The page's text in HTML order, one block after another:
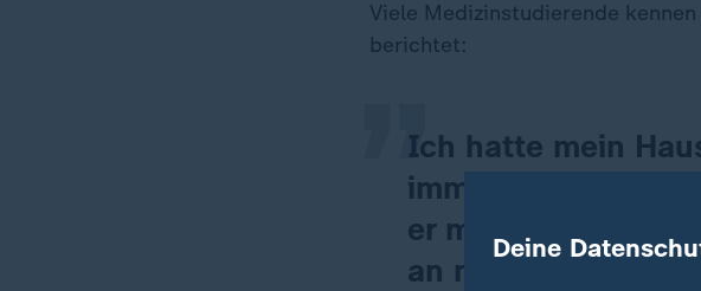
Viele Medizinstudierende
berichtet:
Ich hatte mein
immer mit dem
er mich an die
an meinem
„
Deine